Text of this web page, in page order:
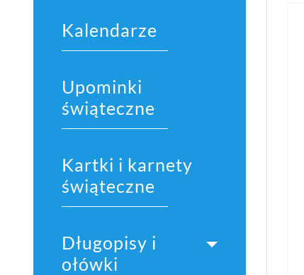
Kalendarze
Upominki
świąteczne
Kartki i karnety
świąteczne
Długopisy i
ołówki